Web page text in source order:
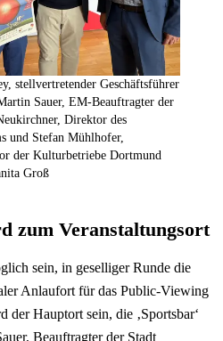
stellvertretender Geschäftsführer
Sauer, EM-Beauftragter der
Direktor des
und Stefan Mühlhofer,
der Kulturbetriebe Dortmund
Groß
zum Veranstaltungsort
sein, in geselliger Runde die
Anlaufort für das Public-Viewing
der Hauptort sein, die ‚Sportsbar‘
Beauftragter der Stadt